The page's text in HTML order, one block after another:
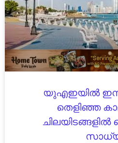
യുഎഇയിൽ
തെളിഞ്ഞ
ചിലയിടങ്ങളിൽ